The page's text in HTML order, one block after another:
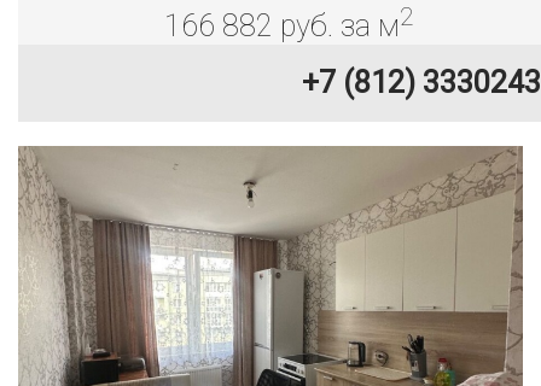
166 882 руб. за м2
+7 (812) 3330243